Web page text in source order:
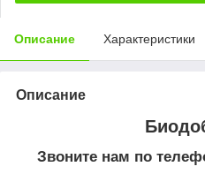
Описание Характеристики
Описание
Звоните нам по